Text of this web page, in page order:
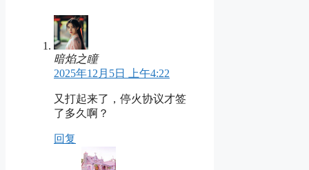
暗焰之瞳
2025年12月5日 上午4:22
又打起来了，停火协议才签
了多久啊？
回复